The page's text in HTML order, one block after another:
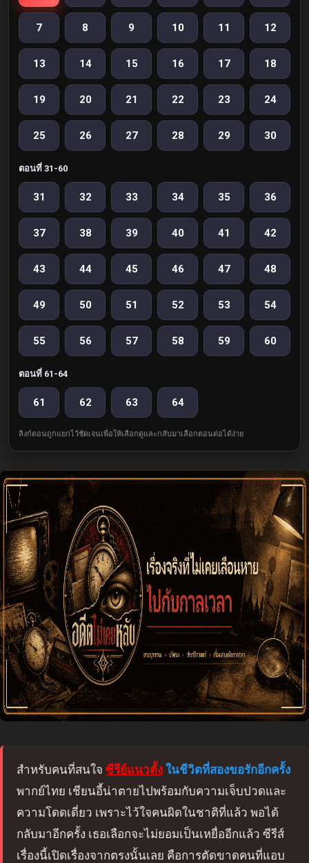
7 8 9 10 11 12
13 14 15 16 17 18
19 20 21 22 23 24
25 26 27 28 29 30
ตอนที่ 31-60
31 32 33 34 35 36
37 38 39 40 41 42
43 44 45 46 47 48
49 50 51 52 53 54
55 56 57 58 59 60
ตอนที่ 61-64
61 62 63 64
ลิงก์ตอนถูกแยกไว้ชัดเจนเพื่อให้เลือกดูและกลับมาเลือกตอนต่อได้ง่าย
สำหรับคนที่สนใจ ซีรีย์แนวตั้ง ในชีวิตที่สองขอรักอีกครั้ง
พากย์ไทย เชียนอี้น่าตายไปพร้อมกับความเจ็บปวดและ
ความโดดเดี่ยว เพราะไว้ใจคนผิดในชาติที่แล้ว พอได้
กลับมาอีกครั้ง เธอเลือกจะไม่ยอมเป็นเหยื่ออีกแล้ว ซีรีส์
เรื่องนี้เปิดเรื่องจากตรงนั้นเลย คือการตัดขาดคนที่แอบ